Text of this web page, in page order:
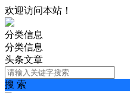
欢迎访问本站！
分类信息
分类信息
头条文章
搜 索